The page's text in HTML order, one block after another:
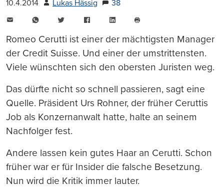
10.4.2014 Lukas Hässig
38
WhatsAppTwitter FacebookLinkedIn
drucken
Romeo Cerutti ist einer der mächtigsten Manager
der Credit Suisse. Und einer der umstrittensten.
Viele wünschten sich den obersten Juristen weg.
Das dürfte nicht so schnell passieren, sagt eine
Quelle. Präsident Urs Rohner, der früher Ceruttis
Job als Konzernanwalt hatte, halte an seinem
Nachfolger fest.
Andere lassen kein gutes Haar an Cerutti. Schon
früher war er für Insider die falsche Besetzung.
Nun wird die Kritik immer lauter.